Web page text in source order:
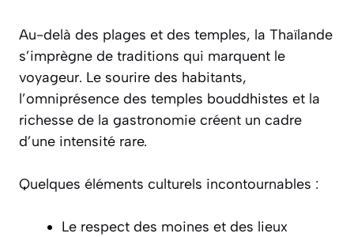
Au-delà des plages et des temples, la Thaïlande
s’imprègne de traditions qui marquent le
voyageur. Le sourire des habitants,
l’omniprésence des temples bouddhistes et la
richesse de la gastronomie créent un cadre
d’une intensité rare.
Quelques éléments culturels incontournables :
Le respect des moines et des lieux